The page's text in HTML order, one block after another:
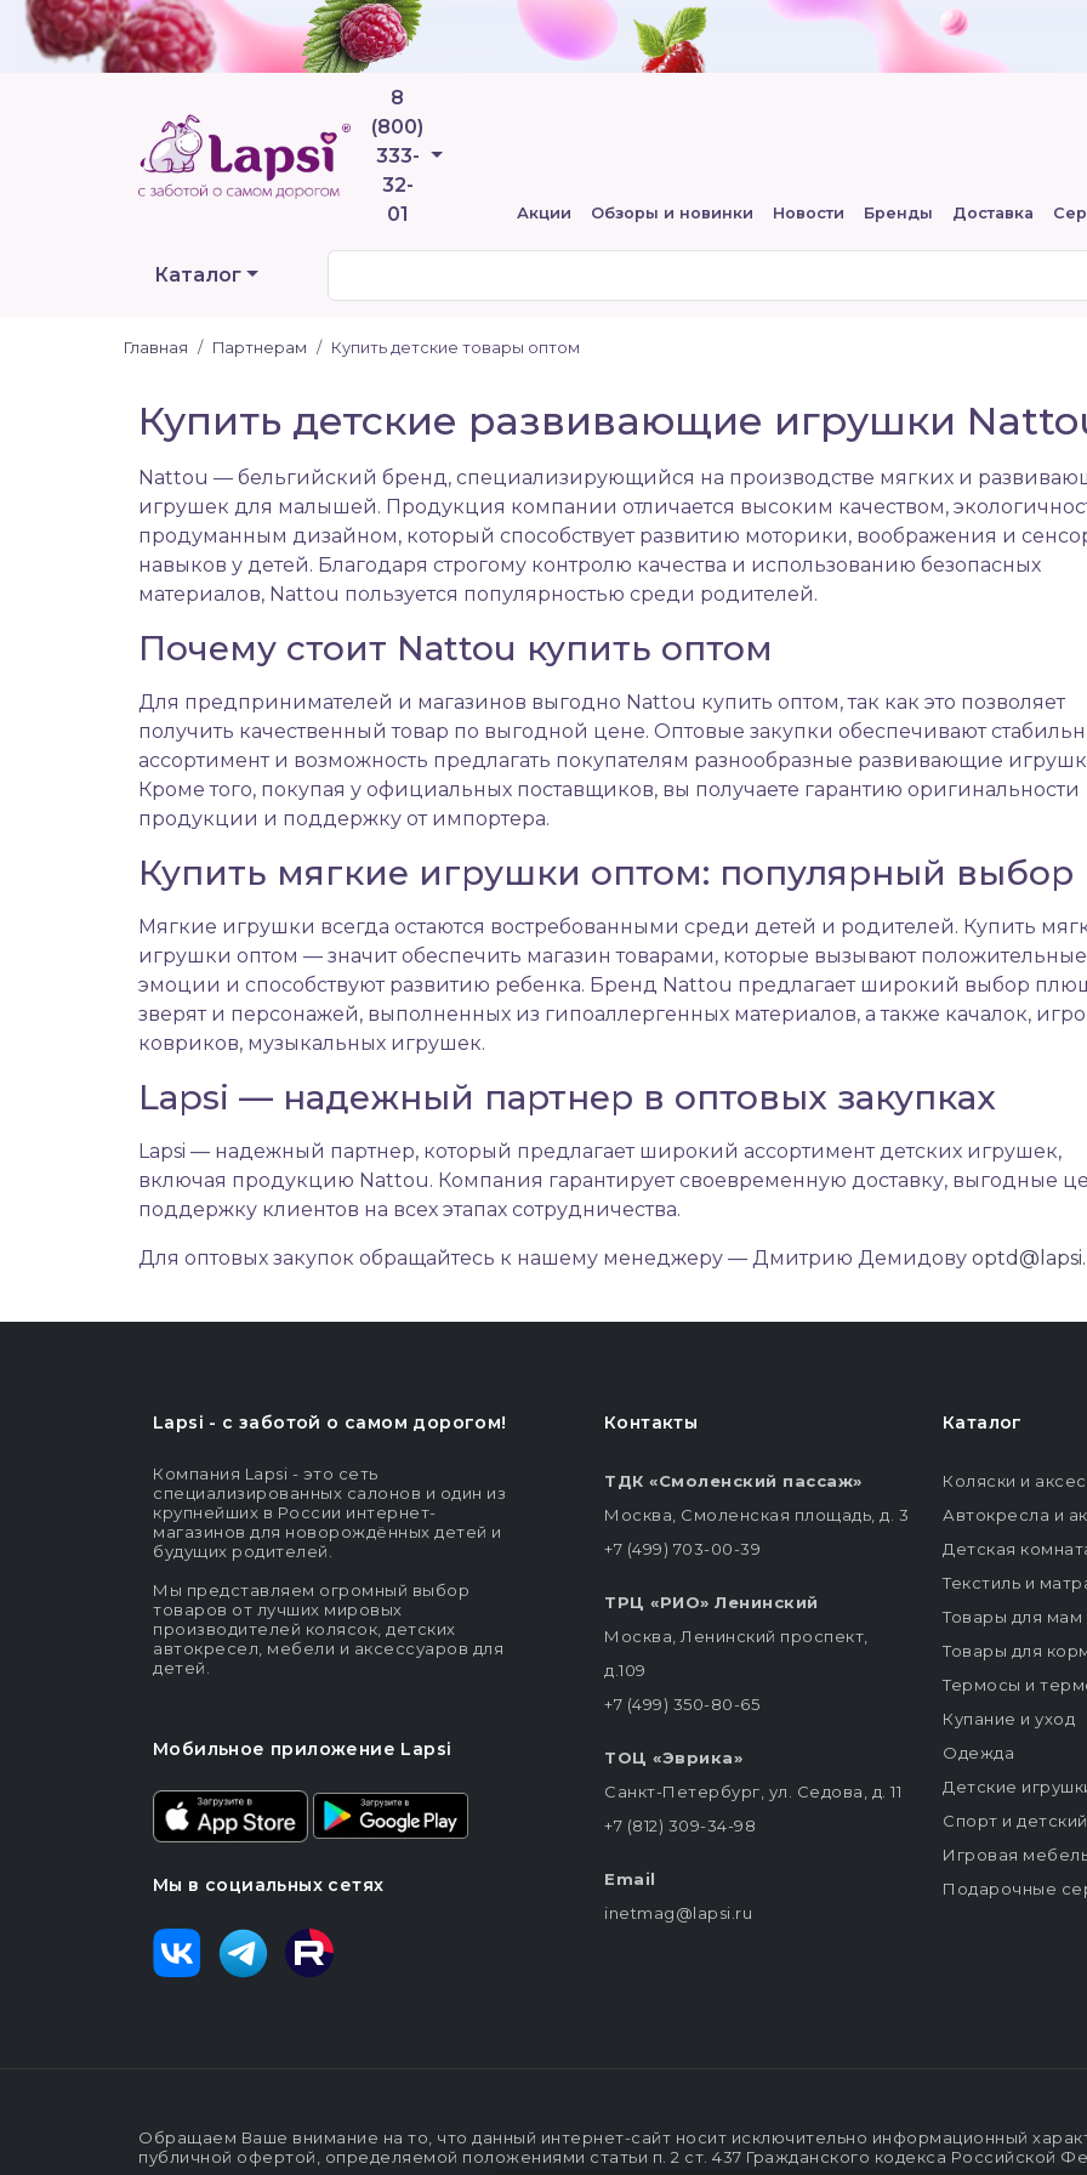
8
(800)
333-
32-
01
Телефоны
Акции Обзоры и новинки Новости Бренды Доставка
Каталог
Главная Партнерам Купить детские товары оптом
Купить детские развивающие игрушки
Nattou — бельгийский бренд, специализирующийся на производстве мягких и
игрушек для малышей. Продукция компании отличается высоким качеством,
продуманным дизайном, который способствует развитию моторики, воображения и
навыков у детей. Благодаря строгому контролю качества и использованию безопасных
материалов, Nattou пользуется популярностью среди родителей.
Почему стоит Nattou купить оптом
Для предпринимателей и магазинов выгодно Nattou купить оптом, так как это позволяет
получить качественный товар по выгодной цене. Оптовые закупки обеспечивают
ассортимент и возможность предлагать покупателям разнообразные развивающие
Кроме того, покупая у официальных поставщиков, вы получаете гарантию оригинальности
продукции и поддержку от импортера.
Купить мягкие игрушки оптом: популярный выбор
Мягкие игрушки всегда остаются востребованными среди детей и родителей. Купить
игрушки оптом — значит обеспечить магазин товарами, которые вызывают положительные
эмоции и способствуют развитию ребенка. Бренд Nattou предлагает широкий выбор
зверят и персонажей, выполненных из гипоаллергенных материалов, а также качалок,
ковриков, музыкальных игрушек.
Lapsi — надежный партнер в оптовых закупках
Lapsi — надежный партнер, который предлагает широкий ассортимент детских игрушек,
включая продукцию Nattou. Компания гарантирует своевременную доставку, выгодные
поддержку клиентов на всех этапах сотрудничества.
Для оптовых закупок обращайтесь к нашему менеджеру — Дмитрию Демидову
Lapsi - c заботой о самом дорогом!
Компания Lapsi - это сеть
специализированных салонов и один из
крупнейших в России интернет-
магазинов для новорождённых детей и
будущих родителей.
Мы представляем огромный выбор
товаров от лучших мировых
производителей колясок, детских
автокресел, мебели и аксессуаров для
детей.
Мобильное приложение Lapsi
Мы в социальных сетях
Контакты
ТДК «Смоленский пассаж»
Москва, Смоленская площадь, д. 3
+7 (499) 703-00-39
ТРЦ «РИО» Ленинский
Москва, Ленинский проспект,
д.109
+7 (499) 350-80-65
ТОЦ «Эврика»
Санкт-Петербург, ул. Седова, д. 11
+7 (812) 309-34-98
Email
inetmag@lapsi.ru
Каталог
Коляски и
Автокресла и
Детская
Текстиль и
Товары для мам
Товары для
Термосы и
Купание и уход
Одежда
Детские
Спорт и
Игровая
Подарочные
Обращаем Ваше внимание на то, что данный интернет-сайт носит исключительно информационный
публичной офертой, определяемой положениями статьи п. 2 ст. 437 Гражданского кодекса Российской